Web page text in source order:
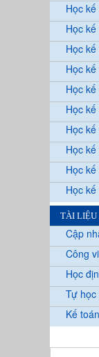
Học
Học
Học
Học
Học
Học
Học
Học
Học
Học
TÀI LIỆU
Cập
Công
Học
Tự học
Kế